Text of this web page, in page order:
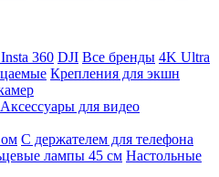
Insta 360 DJI Все бренды 4K Ultra
Крепления для экшн
Аксессуары для видео
C держателем для телефона
лампы 45 см Настольные